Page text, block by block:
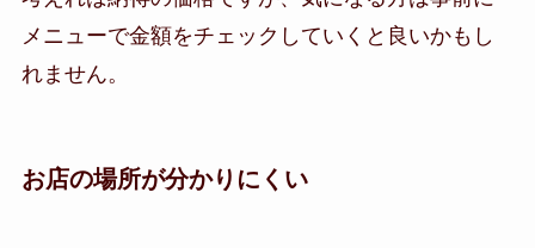
メニューで金額をチェックしていくと良いかもし
れません。
お店の場所が分かりにくい